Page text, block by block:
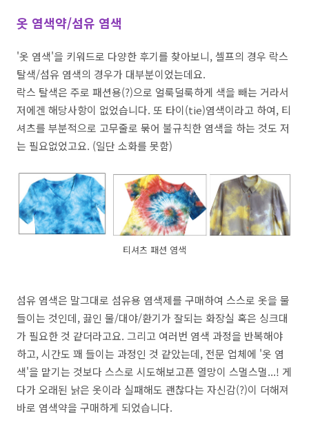
옷 염색약/섬유 염색
'옷 염색'을 키워드로 다양한 후기를 찾아보니, 셀프의 경우 락스
탈색/섬유 염색의 경우가 대부분이었는데요.
락스 탈색은 주로 패션용(?)으로 얼룩덜룩하게 색을 빼는 거라서
저에겐 해당사항이 없었습니다. 또 타이(tie)염색이라고 하여, 티
셔츠를 부분적으로 고무줄로 묶어 불규칙한 염색을 하는 것도 저
는 필요없었고요. (일단 소화를 못함)
티셔츠 패션 염색
섬유 염색은 말그대로 섬유용 염색제를 구매하여 스스로 옷을 물
들이는 것인데, 끓인 물/대야/환기가 잘되는 화장실 혹은 싱크대
가 필요한 것 같더라고요. 그리고 여러번 염색 과정을 반복해야
하고, 시간도 꽤 들이는 과정인 것 같았는데, 전문 업체에 '옷 염
색'을 맡기는 것보다 스스로 시도해보고픈 열망이 스멀스멀...! 게
다가 오래된 낡은 옷이라 실패해도 괜찮다는 자신감(?)이 더해져
바로 염색약을 구매하게 되었습니다.